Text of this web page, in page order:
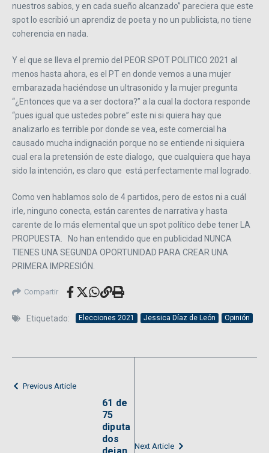
nuestros sabios, y en cada sueño alcanzado” pareciera que este
spot lo escribió un aprendiz de poeta y no un publicista, no tiene
coherencia en nada.
Y el que se lleva el premio del PEOR SPOT POLITICO 2021 al
menos hasta ahora, es el PT en donde vemos a una mujer
embarazada haciéndose un ultrasonido y la mujer pregunta
“¿Entonces que va a ser doctora?” a la cual la doctora responde
“pues igual que ustedes pobre” este ni si quiera hay que
analizarlo es terrible por donde se vea, este comercial ha
causado mucha indignación porque no se entiende ni siquiera
cual era la pretensión de este dialogo, que cualquiera que haya
sido la intención, es claro que está perfectamente mal logrado.
Como ven hablamos solo de 4 partidos, pero de estos ni a cuál
irle, ninguno conecta, están carentes de narrativa y hasta
carente de lo más elemental que un spot político debe tener LA
PROPUESTA. No han entendido que en publicidad NUNCA
TIENES UNA SEGUNDA OPORTUNIDAD PARA CREAR UNA
PRIMERA IMPRESIÓN.
Compartir
Etiquetado: Elecciones 2021 Jessica Díaz de León Opinión
Previous Article
61 de
75
diputa
dos
Next Article